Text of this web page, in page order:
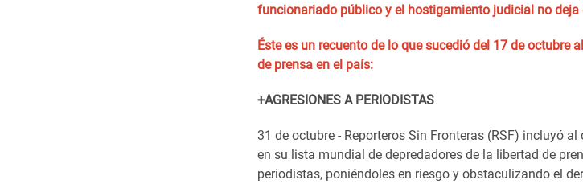
funcionariado público y el hostigamiento judicial no deja
Éste es un recuento de lo que sucedió del 17 de octubre
de prensa en el país:
+AGRESIONES A PERIODISTAS
31 de octubre - Reporteros Sin Fronteras (RSF) incluyó
en su lista mundial de depredadores de la libertad de
periodistas, poniéndoles en riesgo y obstaculizando el